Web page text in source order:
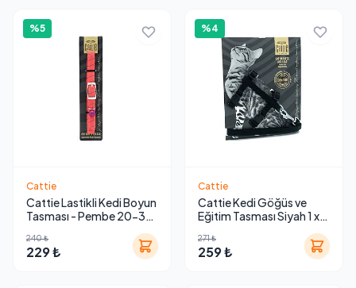
%5
Cattie
Cattie Lastikli Kedi Boyun
Tasması - Pembe 20-30
240 ₺
229 ₺
%4
Cattie
Cattie Kedi Göğüs ve
Eğitim Tasması Siyah 1 x
271 ₺
259 ₺